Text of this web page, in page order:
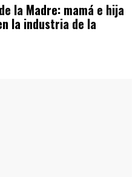
la Madre: mamá e hija
la industria de la